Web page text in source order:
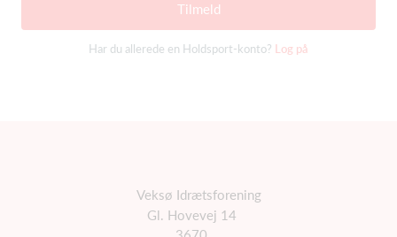
Tilmeld
Har du allerede en Holdsport-konto? Log på
Veksø Idrætsforening
Gl. Hovevej 14